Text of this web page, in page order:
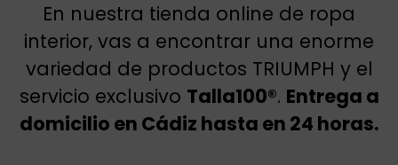
En nuestra tienda online de ropa
interior, vas a encontrar una enorme
variedad de productos TRIUMPH y el
servicio exclusivo Talla100®. Entrega a
domicilio en Cádiz hasta en 24 horas.